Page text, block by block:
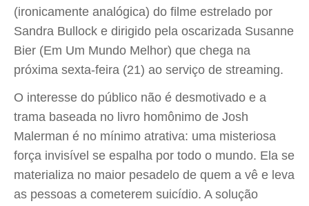
(ironicamente analógica) do filme estrelado por
Sandra Bullock e dirigido pela oscarizada Susanne
Bier (Em Um Mundo Melhor) que chega na
próxima sexta-feira (21) ao serviço de streaming.
O interesse do público não é desmotivado e a
trama baseada no livro homônimo de Josh
Malerman é no mínimo atrativa: uma misteriosa
força invisível se espalha por todo o mundo. Ela se
materializa no maior pesadelo de quem a vê e leva
as pessoas a cometerem suicídio. A solução